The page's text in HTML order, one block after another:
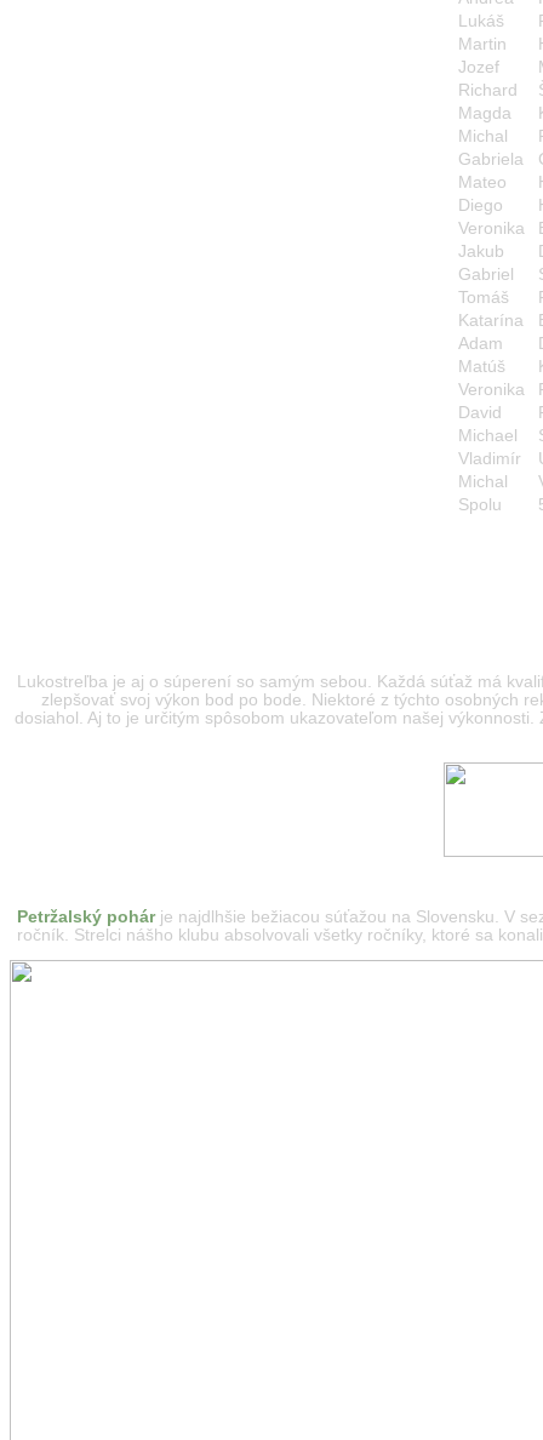
Lukáš
Martin
Jozef
Richard
Magda
Michal
Gabriela
Mateo
Diego
Veronika
Jakub
Gabriel
Tomáš
Katarína
Adam
Matúš
Veronika
David
Michael
Vladimír
Michal
Spolu
Lukostreľba je aj o súperení so samým sebou. Každá súťaž má
zlepšovať svoj výkon bod po bode. Niektoré z týchto osobných
dosiahol. Aj to je určitým spôsobom ukazovateľom našej
Petržalský pohárje najdlhšie bežiacou súťažou na Slovensku. V
ročník. Strelci nášho klubu absolvovali všetky ročníky, ktoré sa